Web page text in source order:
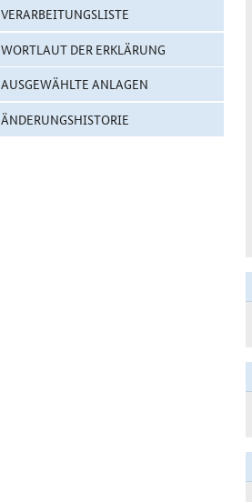
VERARBEITUNGSLISTE
WORTLAUT DER ERKLÄRUNG
AUSGEWÄHLTE ANLAGEN
ÄNDERUNGSHISTORIE